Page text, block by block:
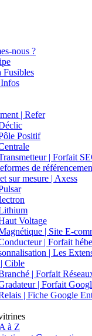
nous ?
Fusibles
| Refer
Positif
| Forfait
de
sur mesure | Axess
Voltage
| Site E-
| Forfait
| Les
Cible
| Forfait
| Forfait
| Fiche Google
à Z